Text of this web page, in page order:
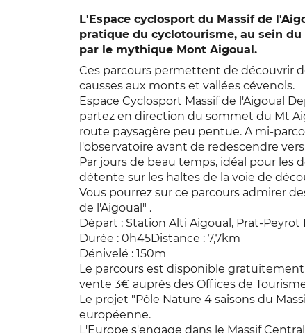
L'Espace cyclosport du Massif de
pratique du cyclotourisme, au sein
par le mythique Mont Aigoual.
Ces parcours permettent de découvrir
causses aux monts et vallées cévenols.
Espace Cyclosport Massif de l'Aigoual
partez en direction du sommet du Mt
route paysagère peu pentue. A mi-
l'observatoire avant de redescendre
Par jours de beau temps, idéal pour
détente sur les haltes de la voie de
Vous pourrez sur ce parcours admirer
de l'Aigoual" .
Départ : Station Alti Aigoual, Prat-Peyrot
Durée : 0h45Distance : 7,7km
Dénivelé : 150m
Le parcours est disponible
vente 3€ auprès des Offices de
Le projet "Pôle Nature 4 saisons du
européenne.
L'Europe s'engage dans le Massif